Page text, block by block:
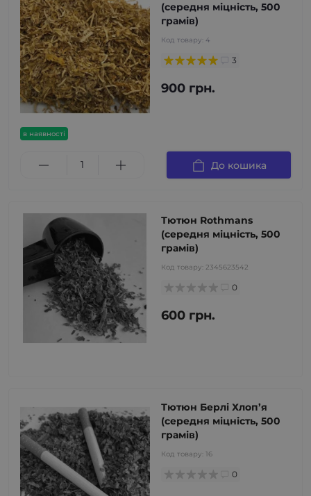
в наявності
(середня міцність, 500
грамів)
Код товару: 4
3
900 грн.
До кошика
Тютюн Rothmans
(середня міцність, 500
грамів)
Код товару: 2345623542
0
600 грн.
Тютюн Берлі Хлоп’я
(середня міцність, 500
грамів)
Код товару: 16
0